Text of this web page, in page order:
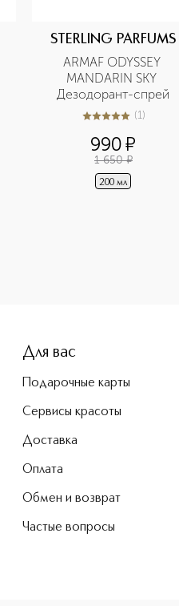
STERLING PARFUMS
ARMAF ODYSSEY
MANDARIN SKY
Дезодорант-cпрей
5из 51 (1)
990¤
1 650 ¤
200 мл
Для вас
Подарочные карты
Сервисы красоты
Доставка
Оплата
Обмен и возврат
Частые вопросы